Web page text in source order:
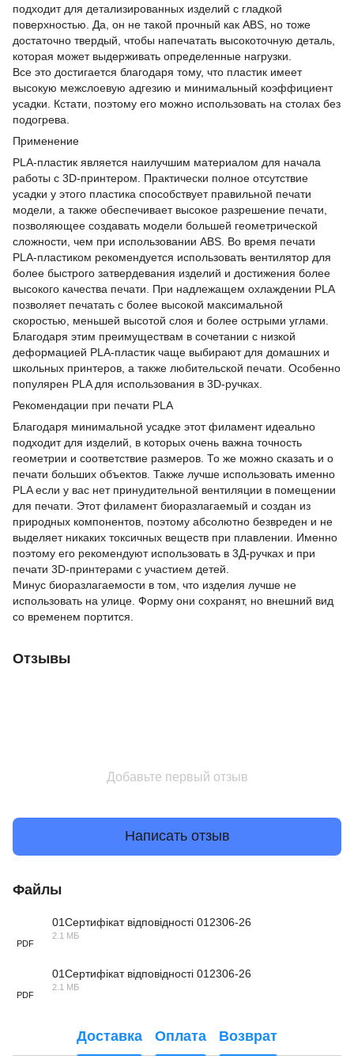
подходит для детализированных изделий с гладкой
поверхностью. Да, он не такой прочный как ABS, но тоже
достаточно твердый, чтобы напечатать высокоточную деталь,
которая может выдерживать определенные нагрузки.
Все это достигается благодаря тому, что пластик имеет
высокую межслоевую адгезию и минимальный коэффициент
усадки. Кстати, поэтому его можно использовать на столах без
подогрева.
Применение
PLA-пластик является наилучшим материалом для начала
работы с 3D-принтером. Практически полное отсутствие
усадки у этого пластика способствует правильной печати
модели, а также обеспечивает высокое разрешение печати,
позволяющее создавать модели большей геометрическoй
сложности, чем при использовании ABS. Во время печати
PLA-пластиком рекомендуется использовать вентилятор для
более быстрого затвердевания изделий и достижения более
высокого качества печати. При надлежащем охлаждении PLA
позволяет печатать с более высокой максимальной
скоростью, меньшей высотой слоя и более острыми углами.
Благодаря этим преимуществам в сочетании с низкой
деформацией PLA-пластик чаще выбирают для домашних и
школьных принтеров, а также любительской печати. Особенно
популярен PLA для использования в 3D-ручках.
Рекомендации при печати PLA
Благодаря минимальной усадке этот филамент идеально
подходит для изделий, в которых очень важна точность
геометрии и соответствие размеров. То же можно сказать и о
печати больших объектов. Также лучше использовать именно
PLA если у вас нет принудительной вентиляции в помещении
для печати. Этот филамент биоразлагаемый и создан из
природных компонентов, поэтому абсолютно безвреден и не
выделяет никаких токсичных веществ при плавлении. Именно
поэтому его рекомендуют использовать в 3Д-ручках и при
печати 3D-принтерами с участием детей.
Минус биоразлагаемости в том, что изделия лучше не
использовать на улице. Форму они сохранят, но внешний вид
со временем портится.
Отзывы
Добавьте первый отзыв
Написать отзыв
Файлы
PDF
01Сертифікат відповідності 012306-26
2.1 МБ
PDF
01Сертифікат відповідності 012306-26
2.1 МБ
Доставка Оплата Возврат